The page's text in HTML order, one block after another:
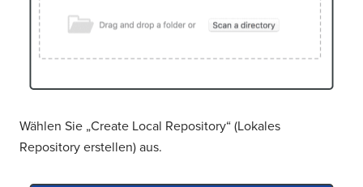
Wählen Sie „Create Local Repository“ (Lokales
Repository erstellen) aus.